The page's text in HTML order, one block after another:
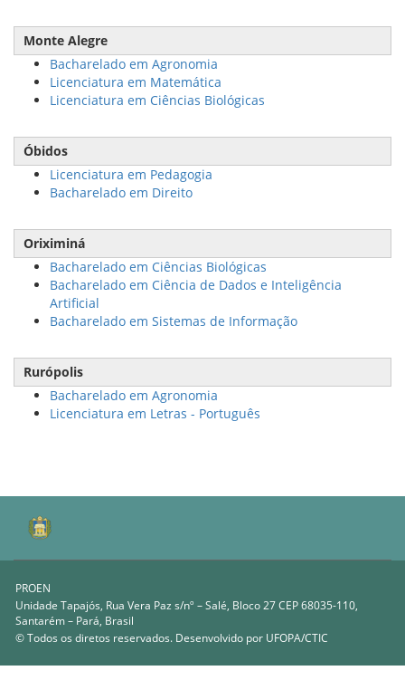
Monte Alegre
Bacharelado em Agronomia
Licenciatura em Matemática
Licenciatura em Ciências Biológicas
Óbidos
Licenciatura em Pedagogia
Bacharelado em Direito
Oriximiná
Bacharelado em Ciências Biológicas
Bacharelado em Ciência de Dados e Inteligência
Artificial
Bacharelado em Sistemas de Informação
Rurópolis
Bacharelado em Agronomia
Licenciatura em Letras - Português
PROEN
Unidade Tapajós, Rua Vera Paz s/nº – Salé, Bloco 27 CEP 68035-110,
Santarém – Pará, Brasil
© Todos os diretos reservados. Desenvolvido por UFOPA/CTIC